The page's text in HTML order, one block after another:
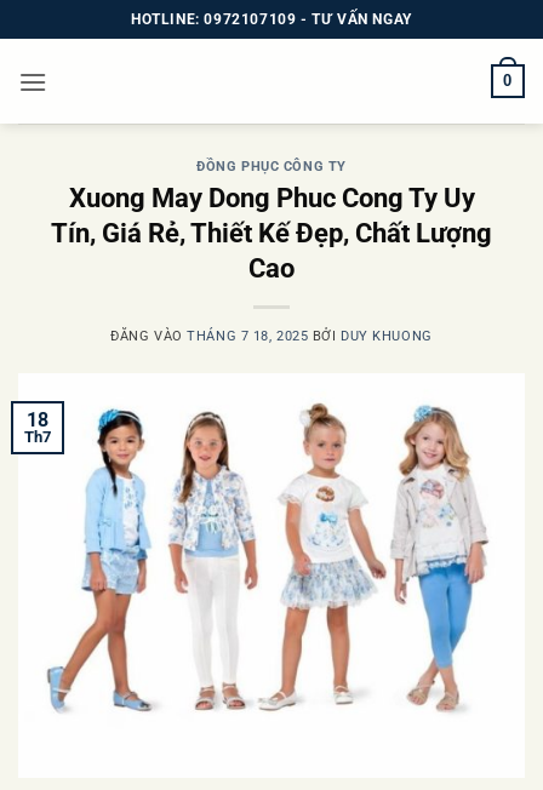
qua
nội
HOTLINE: 0972107109 - TƯ VẤN NGAY
0
ĐỒNG PHỤC CÔNG TY
Xuong May Dong Phuc Cong Ty Uy
Tín, Giá Rẻ, Thiết Kế Đẹp, Chất Lượng
Cao
ĐĂNG VÀOTHÁNG 7 18, 2025 BỞI DUY KHUONG
18
Th7